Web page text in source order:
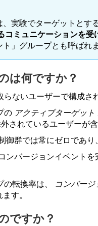
実験でターゲットとす
コミュニケーションを受
」グループとも呼ばれま
は何ですか？
ないユーザーで構成さ
の アクティブターゲット
されているユーザーが含
御群では常にゼロであり
ンバージョンイベント
転換率は、 コンバー
す。
ですか？